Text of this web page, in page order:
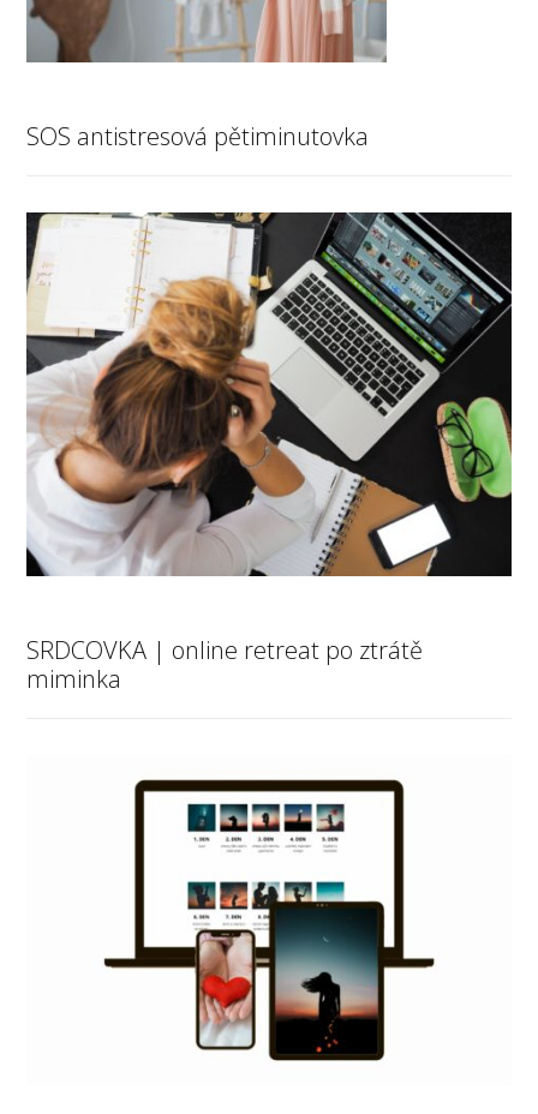
SOS antistresová pětiminutovka
SRDCOVKA | online retreat po ztrátě
miminka